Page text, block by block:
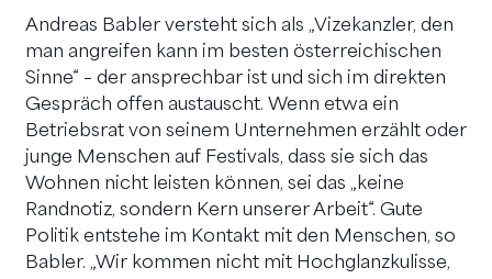
Andreas Babler versteht sich als „Vizekanzler, den
man angreifen kann im besten österreichischen
Sinne“ – der ansprechbar ist und sich im direkten
Gespräch offen austauscht. Wenn etwa ein
Betriebsrat von seinem Unternehmen erzählt oder
junge Menschen auf Festivals, dass sie sich das
Wohnen nicht leisten können, sei das „keine
Randnotiz, sondern Kern unserer Arbeit“. Gute
Politik entstehe im Kontakt mit den Menschen, so
Babler. „Wir kommen nicht mit Hochglanzkulisse,